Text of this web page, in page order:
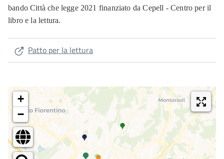
bando Città che legge 2021 finanziato da Cepell - Centro per il
libro e la lettura.
Patto per la lettura